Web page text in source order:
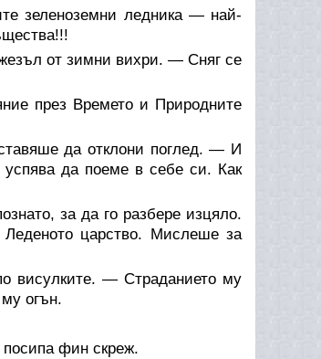
зеленоземни ледника — най-
от зимни вихри. — Сняг се
през Времето и Природните
да отклони поглед. — И
да поеме в себе си. Как
за да го разбере изцяло.
царство. Мислеше за
висулките. — Страданието му
огън.
фин скреж.